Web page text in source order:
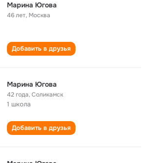
Марина Югова
46 лет, Москва
Добавить в друзья
Марина Югова
42 года,Соликамск
1 школа
Добавить в друзья